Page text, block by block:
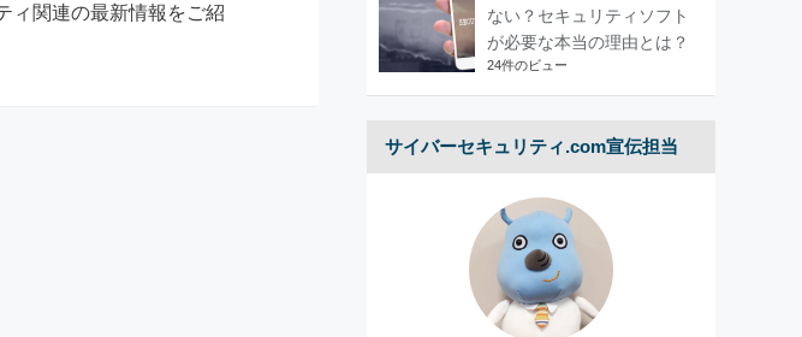
ィ関連の最新情報をご紹
ない？セキュリティソフト
が必要な本当の理由とは？
24件のビュー
サイバーセキュリティ.com宣伝担当